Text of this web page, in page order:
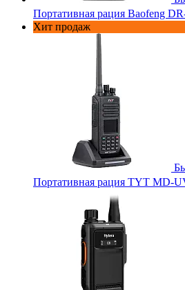
Портативная рация Baofeng
Хит продаж
Портативная рация TYT MD-